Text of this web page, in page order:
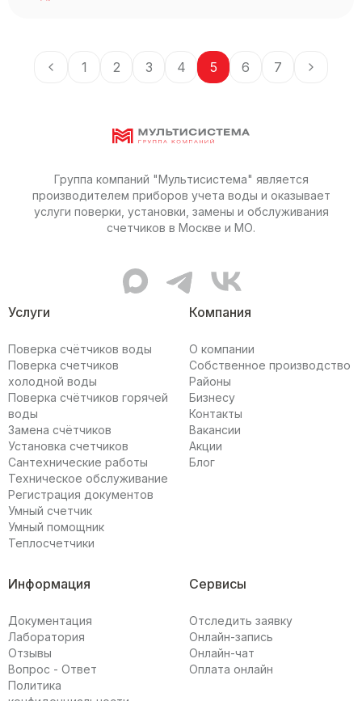
1 2 3 4 5 6 7
Группа компаний "Мультисистема" является
производителем приборов учета воды и оказывает
услуги поверки, установки, замены и обслуживания
счетчиков в Москве и МО.
MAX канал Мультисистемы
Telegram канал
ВКонтакте
Услуги
Поверка счётчиков воды
Поверка счетчиков
холодной воды
Поверка счётчиков горячей
воды
Замена счётчиков
Установка счетчиков
Сантехнические работы
Техническое обслуживание
Регистрация документов
Умный счетчик
Умный помощник
Теплосчетчики
Компания
О компании
Собственное производство
Районы
Бизнесу
Контакты
Вакансии
Акции
Блог
Информация
Документация
Лаборатория
Отзывы
Вопрос - Ответ
Политика
Сервисы
Отследить заявку
Онлайн-запись
Онлайн-чат
Оплата онлайн